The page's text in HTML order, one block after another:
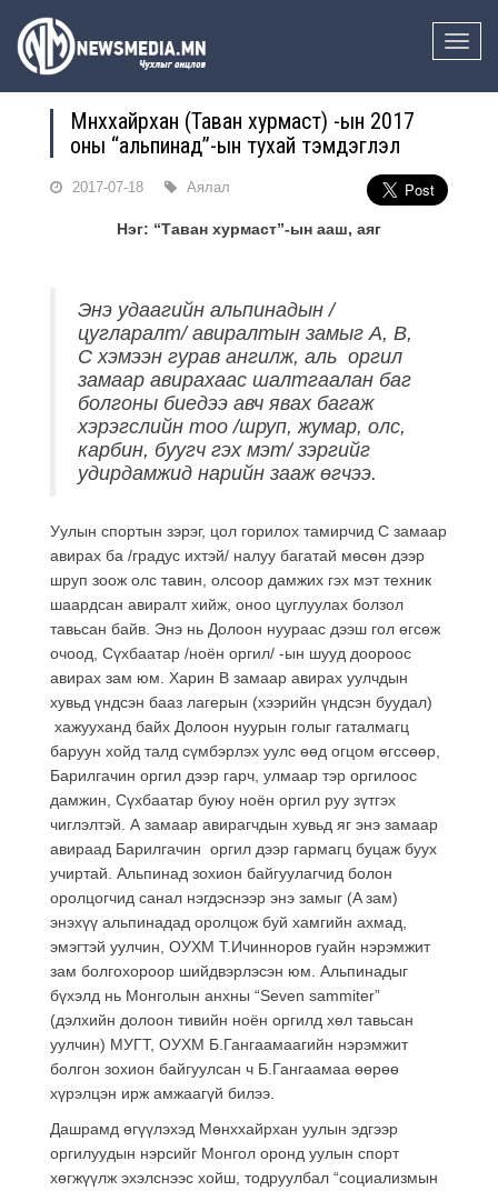
Toggle
Мөнххайрхан (Таван хурмаст) -ын 2017
оны “альпинад”-ын тухай тэмдэглэл
2017-07-18 Аялал
Нэг: “Таван хурмаст”-ын ааш, аяг
Энэ удаагийн альпинадын /
цугларалт/ авиралтын замыг A, В,
С хэмээн гурав ангилж, аль оргил
замаар авирахаас шалтгаалан баг
болгоны биедээ авч явах багаж
хэрэгслийн тоо /шруп, жумар, олс,
карбин, буугч гэх мэт/ зэргийг
удирдамжид нарийн зааж өгчээ.
Уулын спортын зэрэг, цол горилох тамирчид C замаар
авирах ба /градус ихтэй/ налуу багатай мөсөн дээр
шруп зоож олс тавин, олсоор дамжих гэх мэт техник
шаардсан авиралт хийж, оноо цуглуулах болзол
тавьсан байв. Энэ нь Долоон нуураас дээш гол өгсөж
очоод, Сүхбаатар /ноён оргил/ -ын шууд доороос
авирах зам юм. Харин В замаар авирах уулчдын
хувьд үндсэн бааз лагерын (хээрийн үндсэн буудал)
хажууханд байх Долоон нуурын голыг гаталмагц
баруун хойд талд сүмбэрлэх уулс өөд огцом өгссөөр,
Барилгачин оргил дээр гарч, улмаар тэр оргилоос
дамжин, Сүхбаатар буюу ноён оргил руу зүтгэх
чиглэлтэй. А замаар авирагчдын хувьд яг энэ замаар
авираад Барилгачин оргил дээр гармагц буцаж буух
учиртай. Альпинад зохион байгуулагчид болон
оролцогчид санал нэгдэснээр энэ замыг (A зам)
энэхүү альпинадад оролцож буй хамгийн ахмад,
эмэгтэй уулчин, ОУХМ Т.Ичинноров гуайн нэрэмжит
зам болгохороор шийдвэрлэсэн юм. Альпинадыг
бүхэлд нь Монголын анхны “Seven sammiter”
(дэлхийн долоон тивийн ноён оргилд хөл тавьсан
уулчин) МУГТ, ОУХМ Б.Гангаамаагийн нэрэмжит
болгон зохион байгуулсан ч Б.Гангаамаа өөрөө
хүрэлцэн ирж амжаагүй билээ.
Дашрамд өгүүлэхэд Мөнххайрхан уулын эдгээр
оргилуудын нэрсийг Монгол оронд уулын спорт
хөгжүүлж эхэлснээс хойш, тодруулбал “социализмын